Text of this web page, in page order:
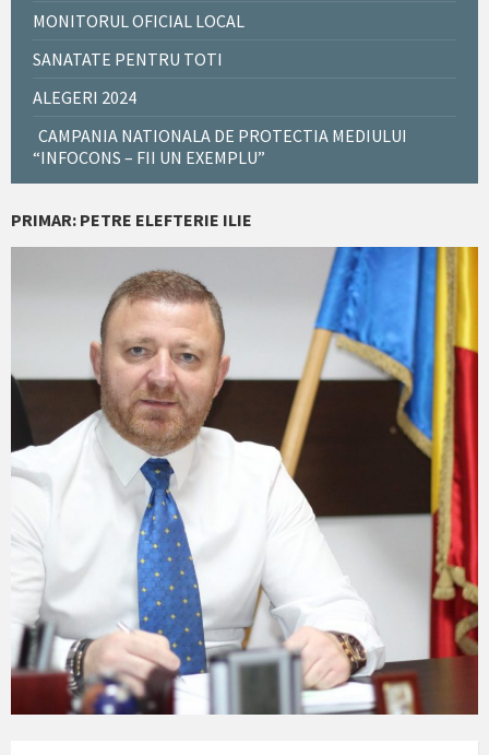
MONITORUL OFICIAL LOCAL
SANATATE PENTRU TOTI
ALEGERI 2024
CAMPANIA NATIONALA DE PROTECTIA MEDIULUI
“INFOCONS – FII UN EXEMPLU”
PRIMAR: PETRE ELEFTERIE ILIE